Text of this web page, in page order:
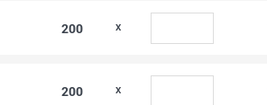
200
200